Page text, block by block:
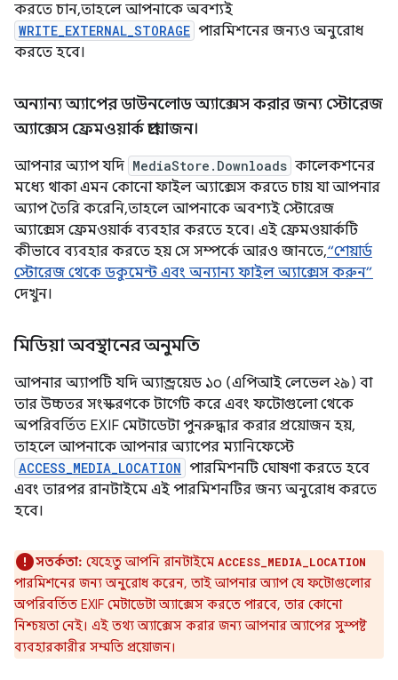
করতে চান, তাহলে আপনাকে অবশ্যই
WRITE_EXTERNAL_STORAGE পারমিশনের জন্যও অনুরোধ
করতে হবে।
অন্যান্য অ্যাপের ডাউনলোড অ্যাক্সেস করার জন্য স্টোরেজ
অ্যাক্সেস ফ্রেমওয়ার্ক প্রয়োজন।
আপনার অ্যাপ যদি MediaStore.Downloads কালেকশনের
মধ্যে থাকা এমন কোনো ফাইল অ্যাক্সেস করতে চায় যা আপনার
অ্যাপ তৈরি করেনি, তাহলে আপনাকে অবশ্যই স্টোরেজ
অ্যাক্সেস ফ্রেমওয়ার্ক ব্যবহার করতে হবে। এই ফ্রেমওয়ার্কটি
কীভাবে ব্যবহার করতে হয় সে সম্পর্কে আরও জানতে,“শেয়ার্ড
স্টোরেজ থেকে ডকুমেন্ট এবং অন্যান্য ফাইল অ্যাক্সেস করুন”
দেখুন।
মিডিয়া অবস্থানের অনুমতি
আপনার অ্যাপটি যদি অ্যান্ড্রয়েড ১০ (এপিআই লেভেল ২৯) বা
তার উচ্চতর সংস্করণকে টার্গেট করে এবং ফটোগুলো থেকে
অপরিবর্তিত EXIF ​​মেটাডেটা পুনরুদ্ধার করার প্রয়োজন হয়,
তাহলে আপনাকে আপনার অ্যাপের ম্যানিফেস্টে
ACCESS_MEDIA_LOCATION পারমিশনটি ঘোষণা করতে হবে
এবং তারপর রানটাইমে এই পারমিশনটির জন্য অনুরোধ করতে
হবে।
সতর্কতা: যেহেতু আপনি রানটাইমে ACCESS_MEDIA_LOCATION
পারমিশনের জন্য অনুরোধ করেন, তাই আপনার অ্যাপ যে ফটোগুলোর
অপরিবর্তিত EXIF ​​মেটাডেটা অ্যাক্সেস করতে পারবে, তার কোনো
নিশ্চয়তা নেই। এই তথ্য অ্যাক্সেস করার জন্য আপনার অ্যাপের সুস্পষ্ট
ব্যবহারকারীর সম্মতি প্রয়োজন।